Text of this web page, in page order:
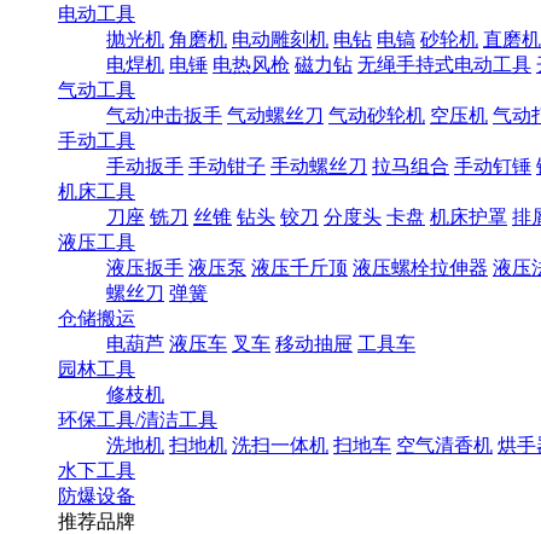
电动工具
抛光机 角磨机 电动雕刻机 电钻 电镐 砂轮机 直磨机
电焊机 电锤 电热风枪 磁力钻 无绳手持式电动工具
气动工具
气动冲击扳手 气动螺丝刀 气动砂轮机 空压机 气动
手动工具
手动扳手 手动钳子 手动螺丝刀 拉马组合 手动钉锤
机床工具
刀座 铣刀 丝锥 钻头 铰刀 分度头 卡盘 机床护罩 排
液压工具
液压扳手 液压泵 液压千斤顶 液压螺栓拉伸器 液压
螺丝刀 弹簧
仓储搬运
电葫芦 液压车 叉车 移动抽屉 工具车
园林工具
修枝机
环保工具/清洁工具
洗地机 扫地机 洗扫一体机 扫地车 空气清香机 烘手
水下工具
防爆设备
推荐品牌